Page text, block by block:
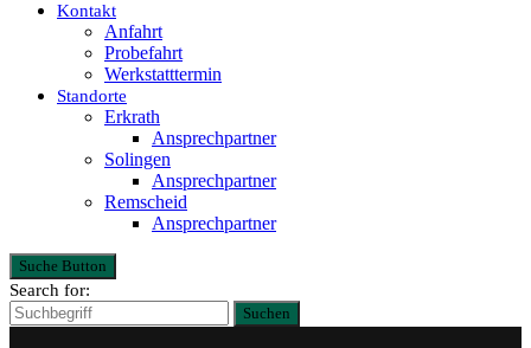
Kontakt
Anfahrt
Probefahrt
Werkstatttermin
Standorte
Erkrath
Ansprechpartner
Solingen
Ansprechpartner
Remscheid
Ansprechpartner
Suche Button
Search for:
Suchen